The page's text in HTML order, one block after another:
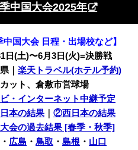
中国大会2025年
中国大会 日程・出場校など】
日(土)〜6月3日(火)=決勝戦
｜ 楽天トラベル(ホテル予約)
ット、倉敷市営球場
・インターネット中継予定
本の結果 ｜ ②西日本の結果
会の過去結果 [春季・秋季]
・ 広島 ・ 鳥取 ・ 島根 ・ 山口